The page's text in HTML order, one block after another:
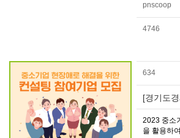
pnscoop
4746
634
[경기도
2023 중소
을 활용하